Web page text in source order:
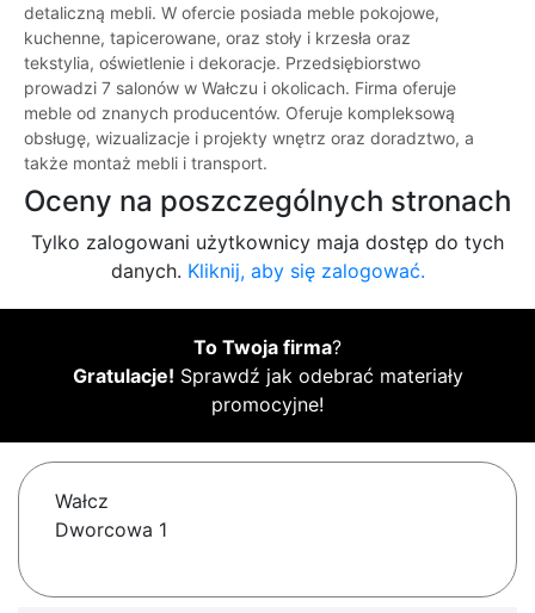
detaliczną mebli. W ofercie posiada meble pokojowe,
kuchenne, tapicerowane, oraz stoły i krzesła oraz
tekstylia, oświetlenie i dekoracje. Przedsiębiorstwo
prowadzi 7 salonów w Wałczu i okolicach. Firma oferuje
meble od znanych producentów. Oferuje kompleksową
obsługę, wizualizacje i projekty wnętrz oraz doradztwo, a
także montaż mebli i transport.
Oceny na poszczególnych stronach
Tylko zalogowani użytkownicy maja dostęp do tych
danych. Kliknij, aby się zalogować.
To Twoja firma?
Gratulacje! Sprawdź jak odebrać materiały
promocyjne!
Wałcz
Dworcowa 1